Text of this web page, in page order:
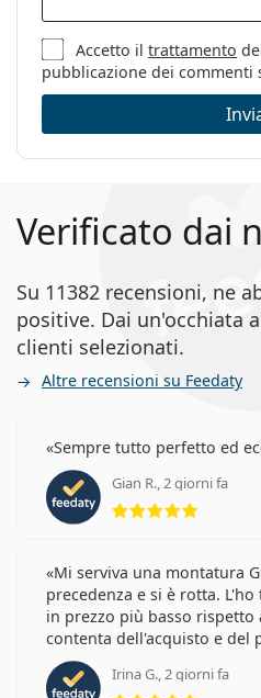
Sesso:
Uomo
Categorie:
Occhiali
Polaroid
Codice:
PLD
Accetto iltrattamento
pubblicazione dei commenti
Verificato dai
Su 11382 recensioni, ne
positive. Dai un'occhiata
clienti selezionati.
Altre recensioni su Feedaty
Sempre tutto perfetto ed
Gian R., 2 giorni fa
Mi serviva una montatura
precedenza e si è rotta.
in prezzo più basso rispetto
contenta dell'acquisto e del
Irina G., 2 giorni fa